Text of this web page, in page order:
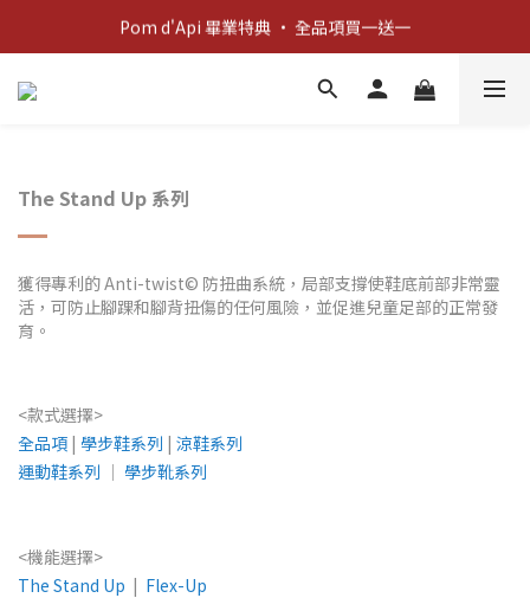
新客歡迎禮：輸入 "welcome10" 享首單九折！
Pom d'Api 畢業特典 · 全品項買一送一
新客歡迎禮：輸入 "welcome10" 享首單九折！
The Stand Up 系列
獲得專利的 Anti-twist© 防扭曲系統，局部支撐使鞋底前部非常靈
活，可防止腳踝和腳背扭傷的任何風險，並促進兒童足部的正常發
育。
<款式選擇>
全品項 | 學步鞋系列 | 涼鞋系列
運動鞋系列 │ 學步靴系列
<機能選擇>
The Stand Up | Flex-Up